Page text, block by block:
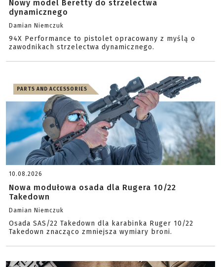
Nowy model Beretty do strzelectwa
dynamicznego
Damian Niemczuk
94X Performance to pistolet opracowany z myślą o
zawodnikach strzelectwa dynamicznego.
PARTS AND ACCESSORIES
10.08.2026
Nowa modułowa osada dla Rugera 10/22
Takedown
Damian Niemczuk
Osada SAS/22 Takedown dla karabinka Ruger 10/22
Takedown znacząco zmniejsza wymiary broni.